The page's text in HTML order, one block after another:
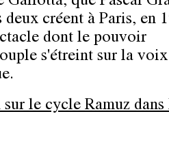
créent à Paris, en
dont le pouvoir
s'étreint sur la
le cycle Ramuz dans